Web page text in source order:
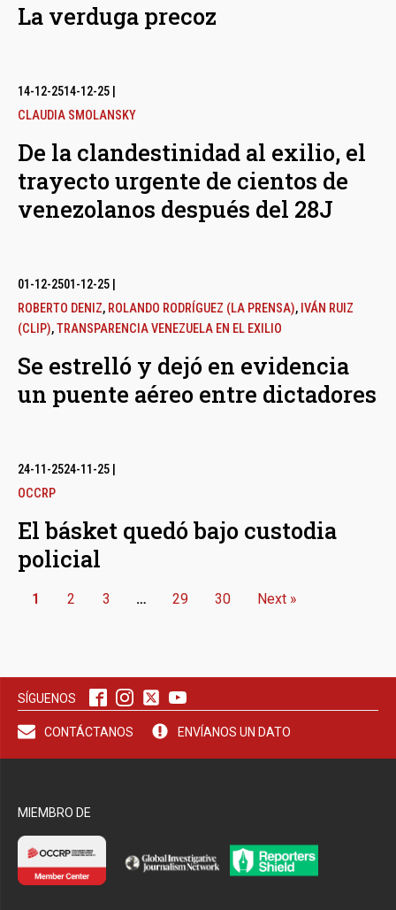
La verduga precoz
14-12-2514-12-25
CLAUDIA SMOLANSKY
De la clandestinidad al exilio, el
trayecto urgente de cientos de
venezolanos después del 28J
01-12-2501-12-25
ROBERTO DENIZ, ROLANDO RODRÍGUEZ (LA PRENSA), IVÁN RUIZ
(CLIP),TRANSPARENCIA VENEZUELA EN EL EXILIO
Se estrelló y dejó en evidencia
un puente aéreo entre dictadores
24-11-2524-11-25
OCCRP
El básket quedó bajo custodia
policial
1 2 3 … 29 30 Next »
SÍGUENOS
CONTÁCTANOS ENVÍANOS UN DATO
MIEMBRO DE